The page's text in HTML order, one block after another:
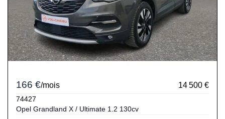
166 €/mois 14 500 €
74427
Opel Grandland X / Ultimate 1.2 130cv